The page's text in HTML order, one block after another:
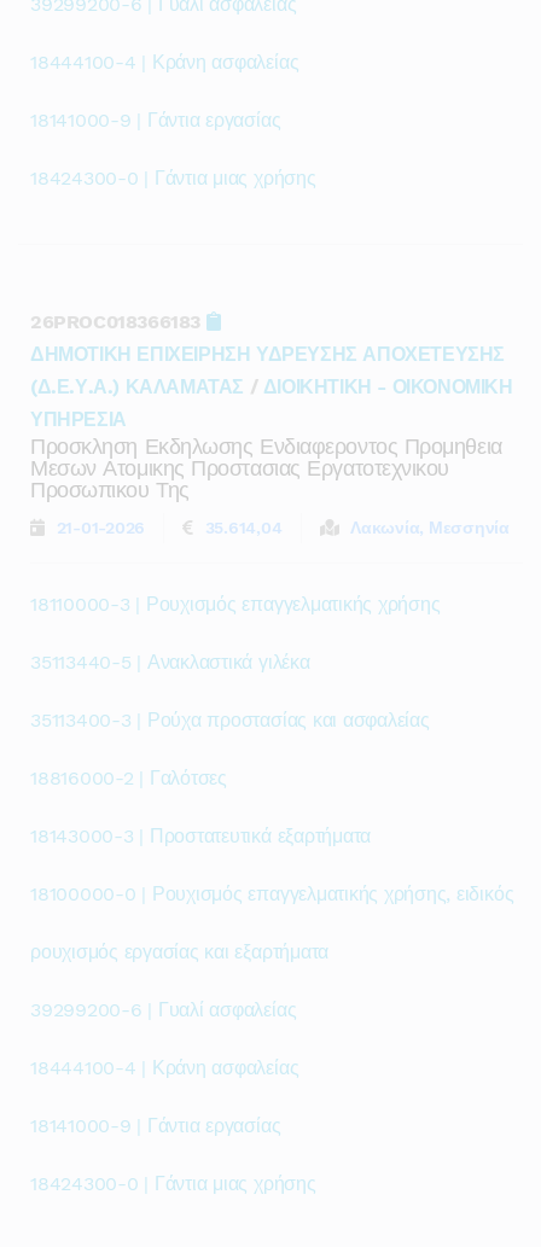
18444100-4 | Κράνη ασφαλείας
18141000-9 | Γάντια εργασίας
18424300-0 | Γάντια μιας χρήσης
26PROC018366183
ΔΗΜΟΤΙΚΗ ΕΠΙΧΕΙΡΗΣΗ ΥΔΡΕΥΣΗΣ ΑΠΟΧΕΤΕΥΣΗΣ
(Δ.Ε.Υ.Α.) ΚΑΛΑΜΑΤΑΣ / ΔΙΟΙΚΗΤΙΚΗ - ΟΙΚΟΝΟΜΙΚΗ
ΥΠΗΡΕΣΙΑ
Προσκληση Εκδηλωσης Ενδιαφεροντος Προμηθεια
Μεσων Ατομικης Προστασιας Εργατοτεχνικου
Προσωπικου Της
21-01-2026 35.614,04 Λακωνία, Μεσσηνία
18110000-3 | Ρουχισμός επαγγελματικής χρήσης
35113440-5 | Ανακλαστικά γιλέκα
35113400-3 | Ρούχα προστασίας και ασφαλείας
18816000-2 | Γαλότσες
18143000-3 | Προστατευτικά εξαρτήματα
18100000-0 | Ρουχισμός επαγγελματικής χρήσης, ειδικός
ρουχισμός εργασίας και εξαρτήματα
39299200-6 | Γυαλί ασφαλείας
18444100-4 | Κράνη ασφαλείας
18141000-9 | Γάντια εργασίας
18424300-0 | Γάντια μιας χρήσης